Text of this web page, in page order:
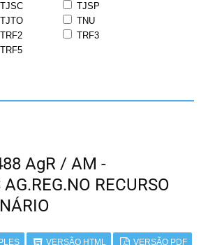
TJSC
TJSP
TJTO
TNU
TRF2
TRF3
TRF5
AgR / AM -
RECURSO
VERSÃO HTML VERSÃO PDF